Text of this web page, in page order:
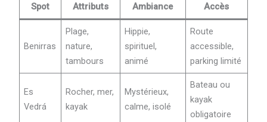
Spot Attributs Ambiance Accès
Benirras
Plage,
nature,
tambours
Hippie,
spirituel,
animé
Route
accessible,
parking limité
Es
Vedrá
Rocher, mer,
kayak
Mystérieux,
calme, isolé
Bateau ou
kayak
obligatoire